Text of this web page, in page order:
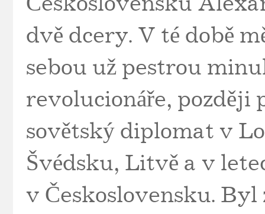
dvě dcery. V té době
sebou už pestrou
revolucionáře, později
sovětský diplomat v
Švédsku, Litvě a v
v Československu. Byl